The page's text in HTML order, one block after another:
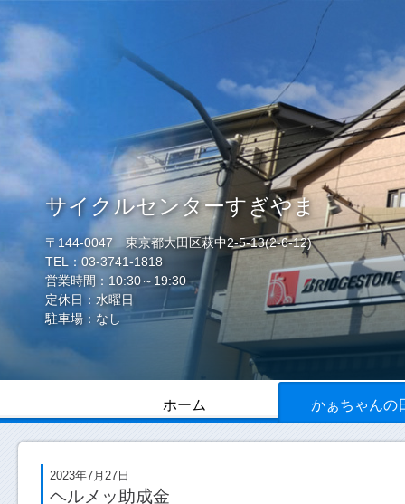
サイクルセンターすぎやま
〒144-0047 東京都大田区萩中2-5-13(2-6-12)
TEL：03-3741-1818
営業時間：10:30～19:30
定休日：水曜日
駐車場：なし
ホーム かぁちゃんの
2023年7月27日
ヘルメッ助成金